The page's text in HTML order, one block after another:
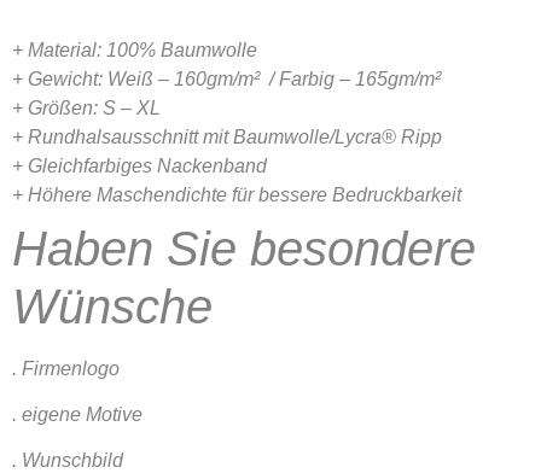
+ Material: 100% Baumwolle
+ Gewicht: Weiß – 160gm/m² / Farbig – 165gm/m²
+ Größen: S – XL
+ Rundhalsausschnitt mit Baumwolle/Lycra® Ripp
+ Gleichfarbiges Nackenband
+ Höhere Maschendichte für bessere Bedruckbarkeit
Haben Sie besondere
Wünsche
. Firmenlogo
. eigene Motive
. Wunschbild